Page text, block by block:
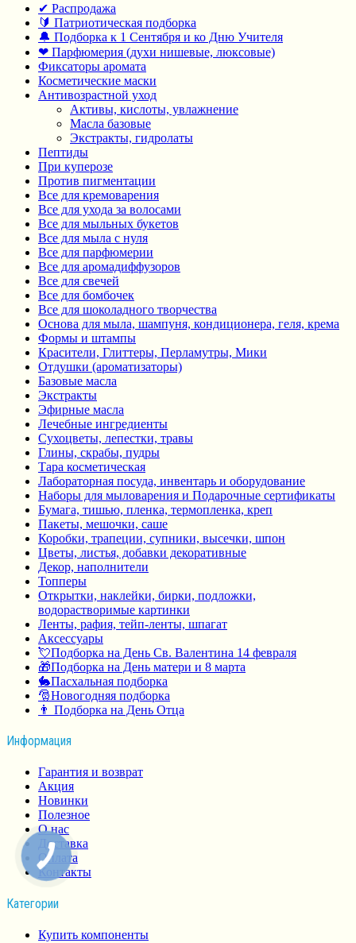
✔ Распродажа
🔰 Патриотическая подборка
🔔 Подборка к 1 Сентября и ко Дню Учителя
❤ Парфюмерия (духи нишевые, люксовые)
Фиксаторы аромата
Косметические маски
Антивозрастной уход
Активы, кислоты, увлажнение
Масла базовые
Экстракты, гидролаты
Пептиды
При куперозе
Против пигментации
Все для кремоварения
Все для ухода за волосами
Все для мыльных букетов
Все для мыла с нуля
Все для парфюмерии
Все для аромадиффузоров
Все для свечей
Все для бомбочек
Все для шоколадного творчества
Основа для мыла, шампуня, кондиционера, геля, крема
Формы и штампы
Красители, Глиттеры, Перламутры, Мики
Отдушки (ароматизаторы)
Базовые масла
Экстракты
Эфирные масла
Лечебные ингредиенты
Сухоцветы, лепестки, травы
Глины, скрабы, пудры
Тара косметическая
Лабораторная посуда, инвентарь и оборудование
Наборы для мыловарения и Подарочные сертификаты
Бумага, тишью, пленка, термопленка, креп
Пакеты, мешочки, саше
Коробки, трапеции, супники, высечки, шпон
Цветы, листья, добавки декоративные
Декор, наполнители
Топперы
Открытки, наклейки, бирки, подложки,
водорастворимые картинки
Ленты, рафия, тейп-ленты, шпагат
Аксессуары
💘Подборка на День Св. Валентина 14 февраля
🎁Подборка на День матери и 8 марта
🐇Пасхальная подборка
🎅Новогодняя подборка
👨 Подборка на День Отца
Информация
Гарантия и возврат
Акция
Новинки
Полезное
О нас
Доставка
Оплата
Контакты
Категории
Купить компоненты